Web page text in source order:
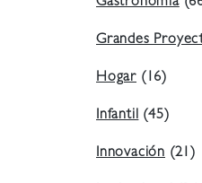
Gastronomía
Grandes
Hogar (16)
Infantil(45)
Innovación (21)